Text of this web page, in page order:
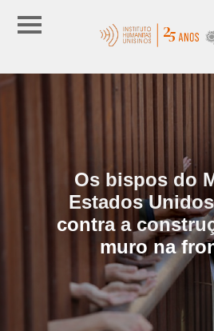
Os bispos do
Estados
contra a
muro na